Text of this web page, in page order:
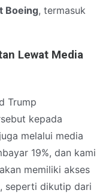
Boeing, termasuk
Lewat Media
Trump
kepada
melalui media
19%, dan kami
memiliki akses
seperti dikutip dari